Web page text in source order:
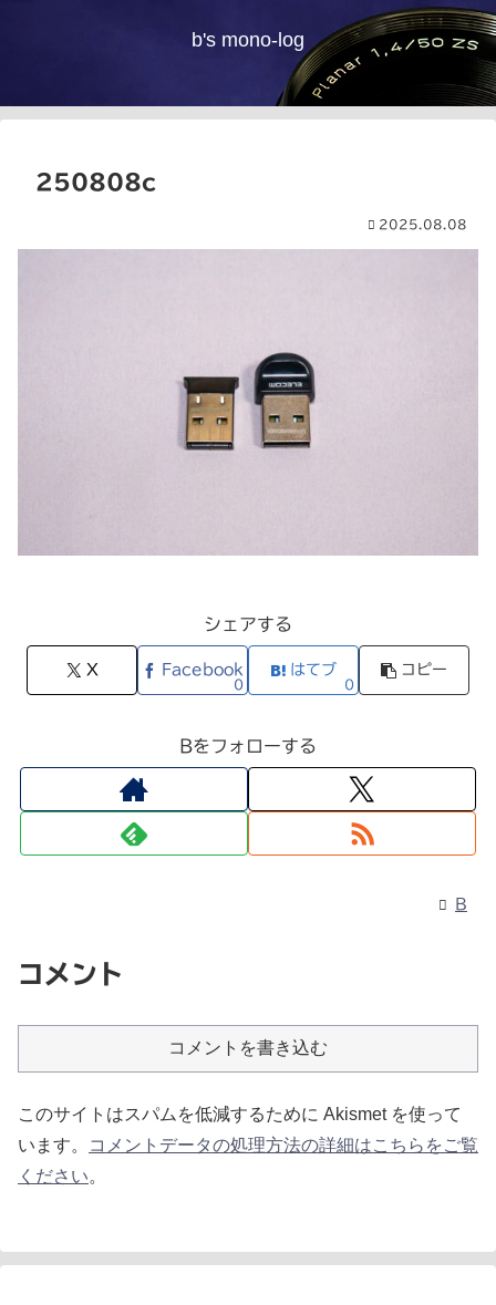
b's mono-log
250808c
2025.08.08
シェアする
X Facebook
0
はてブ
0
コピー
Bをフォローする
B
コメント
コメントを書き込む
このサイトはスパムを低減するために Akismet を使って
います。
コメントデータの処理方法の詳細はこちらをご覧
ください。